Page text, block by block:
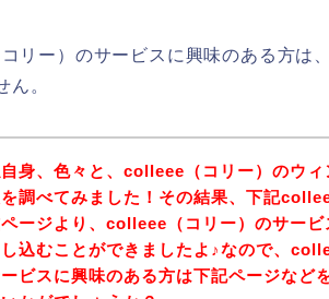
リー）のサービスに興味のある方は
ん。
身、色々と、colleee（コリー）のウィ
調べてみました！その結果、下記
ージより、colleee（コリー）のサー
込むことができましたよ♪なので、
ビスに興味のある方は下記ページなど